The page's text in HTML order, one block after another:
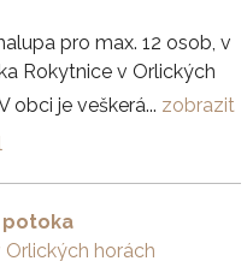
pro max. 12 osob, v
Rokytnice v Orlických
obci je veškerá... zobrazit
potoka
horách